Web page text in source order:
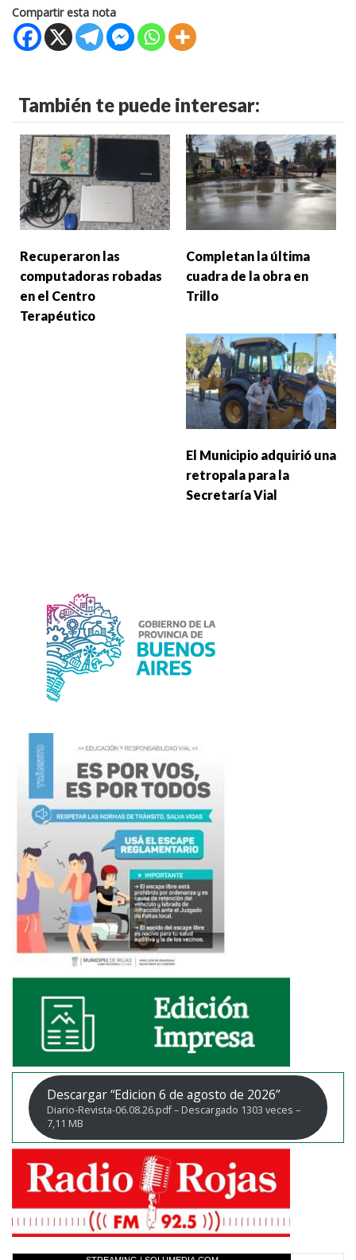
Compartir esta nota
También te puede interesar:
Recuperaron las
computadoras robadas
en el Centro
Terapéutico
Completan la última
cuadra de la obra en
Trillo
El Municipio adquirió una
retropala para la
Secretaría Vial
Descargar “Edicion 6 de agosto de 2026”
Diario-Revista-06.08.26.pdf – Descargado 1303 veces –
7,11 MB